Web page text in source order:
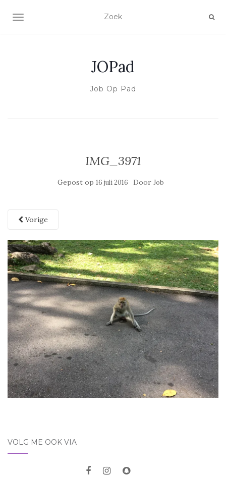
SCHAKEL NAVIGATIE
JOPad
Job Op Pad
IMG_3971
Gepost op 16 juli 2016 Door Job
Vorige
VOLG ME OOK VIA